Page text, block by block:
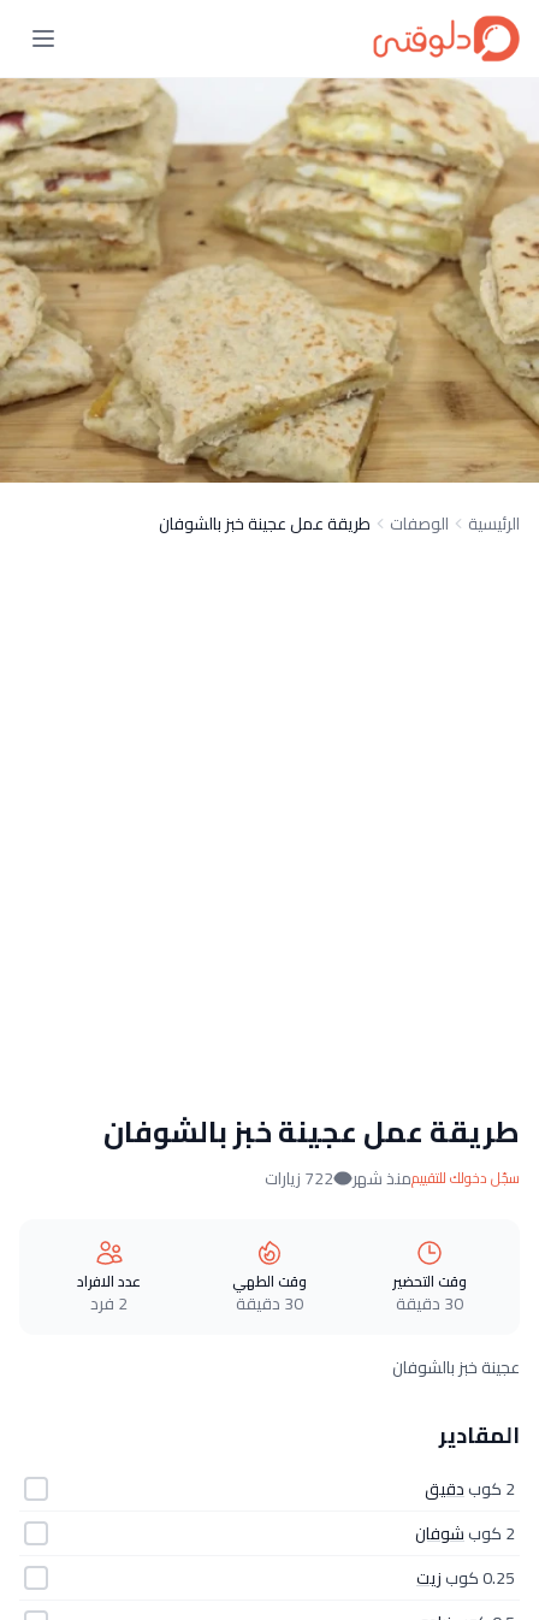
الرئيسية الوصفات طريقة عمل عجينة خبز بالشوفان
طريقة عمل عجينة خبز بالشوفان
سجّل دخولك للتقييممنذ شهر 722 زيارات
وقت التحضير
30 دقيقة
وقت الطهي
30 دقيقة
عدد الافراد
2 فرد
عجينة خبز بالشوفان
المقادير
2 كوب
دقيق
2 كوب
شوفان
0.25 كوب
زيت